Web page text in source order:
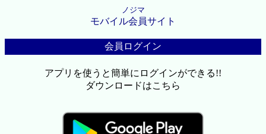
ノジマ
モバイル会員サイト
会員ログイン
アプリを使うと簡単にログインができる!!
ダウンロードはこちら